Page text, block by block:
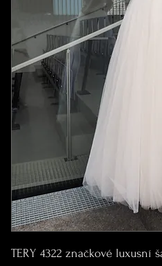
TERY 4322 značkové luxusní